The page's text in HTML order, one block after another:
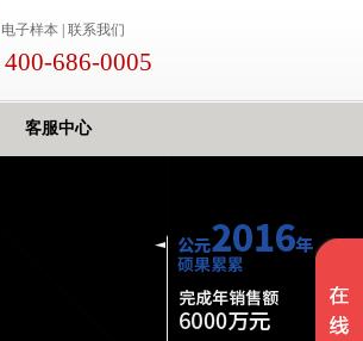
电子样本| 联系我们
400-686-0005
客服中心